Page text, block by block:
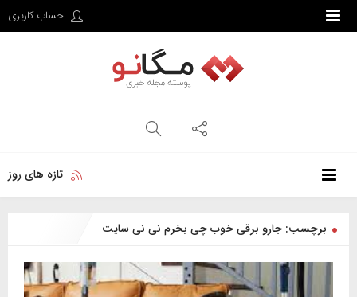
حساب کاربری
تازه های روز
برچسب: جارو برقی خوب چی بخرم نی نی سایت